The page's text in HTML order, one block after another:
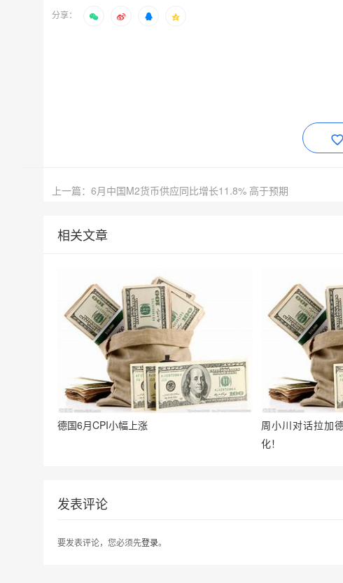
分享：
上一篇：6月中国M2货币供应同比增长11.8% 高于预期
相关文章
德国6月CPI小幅上涨
周小川对话拉加
化！
发表评论
要发表评论，您必须先登录。